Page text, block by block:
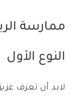
ممارسة
النوع الأول
لابد أن تعرف